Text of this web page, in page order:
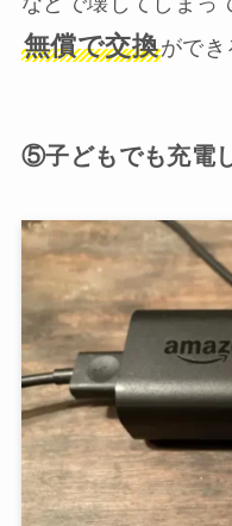
無償で交換ができ
⑤子どもでも充電